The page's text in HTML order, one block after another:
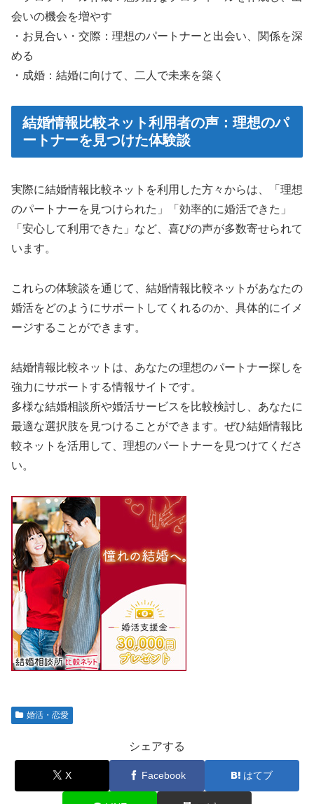
会いの機会を増やす
・お見合い・交際：理想のパートナーと出会い、関係を深
める
・成婚：結婚に向けて、二人で未来を築く
結婚情報比較ネット利用者の声：理想のパ
ートナーを見つけた体験談
実際に結婚情報比較ネットを利用した方々からは、「理想
のパートナーを見つけられた」「効率的に婚活できた」
「安心して利用できた」など、喜びの声が多数寄せられて
います。
これらの体験談を通じて、結婚情報比較ネットがあなたの
婚活をどのようにサポートしてくれるのか、具体的にイメ
ージすることができます。
結婚情報比較ネットは、あなたの理想のパートナー探しを
強力にサポートする情報サイトです。
多様な結婚相談所や婚活サービスを比較検討し、あなたに
最適な選択肢を見つけることができます。ぜひ結婚情報比
較ネットを活用して、理想のパートナーを見つけてくださ
い。
婚活・恋愛
シェアする
X Facebook はてブ